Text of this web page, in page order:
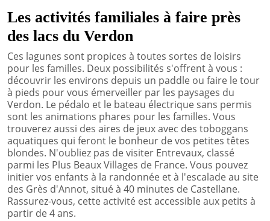
Les activités familiales à faire près
des lacs du Verdon
Ces lagunes sont propices à toutes sortes de loisirs
pour les familles. Deux possibilités s'offrent à vous :
découvrir les environs depuis un paddle ou faire le tour
à pieds pour vous émerveiller par les paysages du
Verdon. Le pédalo et le bateau électrique sans permis
sont les animations phares pour les familles. Vous
trouverez aussi des aires de jeux avec des toboggans
aquatiques qui feront le bonheur de vos petites têtes
blondes. N'oubliez pas de visiter Entrevaux, classé
parmi les Plus Beaux Villages de France. Vous pouvez
initier vos enfants à la randonnée et à l'escalade au site
des Grès d'Annot, situé à 40 minutes de Castellane.
Rassurez-vous, cette activité est accessible aux petits à
partir de 4 ans.